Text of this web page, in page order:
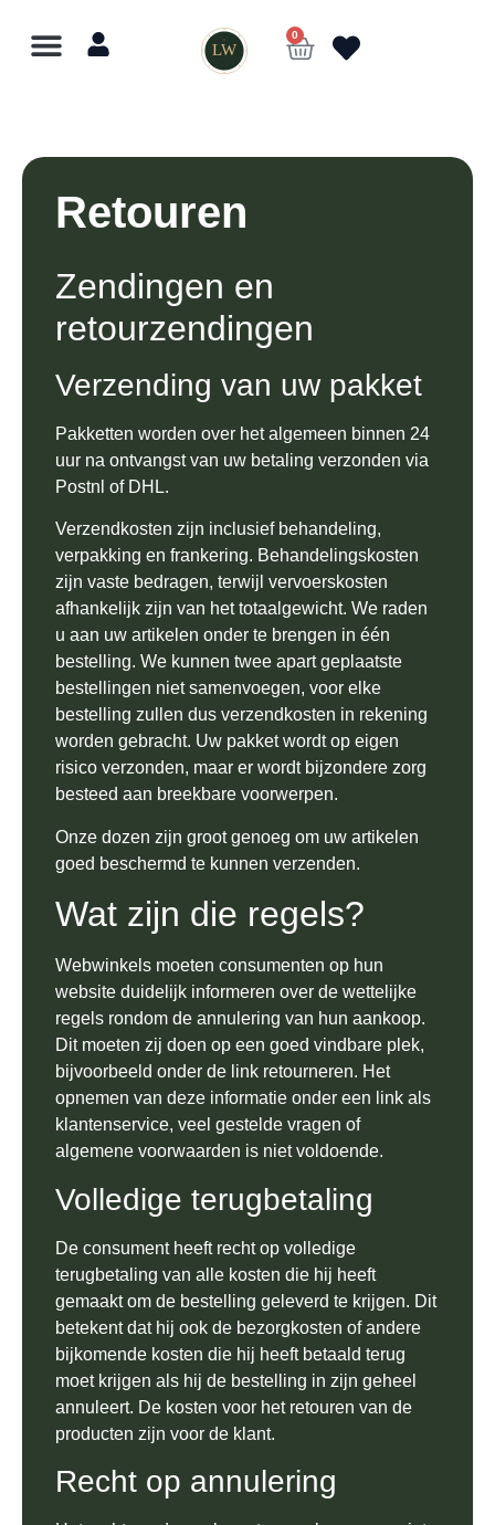
LW
0
Retouren
Zendingen en
retourzendingen
Verzending van uw pakket
Pakketten worden over het algemeen binnen 24
uur na ontvangst van uw betaling verzonden via
Postnl of DHL.
Verzendkosten zijn inclusief behandeling,
verpakking en frankering. Behandelingskosten
zijn vaste bedragen, terwijl vervoerskosten
afhankelijk zijn van het totaalgewicht. We raden
u aan uw artikelen onder te brengen in één
bestelling. We kunnen twee apart geplaatste
bestellingen niet samenvoegen, voor elke
bestelling zullen dus verzendkosten in rekening
worden gebracht. Uw pakket wordt op eigen
risico verzonden, maar er wordt bijzondere zorg
besteed aan breekbare voorwerpen.
Onze dozen zijn groot genoeg om uw artikelen
goed beschermd te kunnen verzenden.
Wat zijn die regels?
Webwinkels moeten consumenten op hun
website duidelijk informeren over de wettelijke
regels rondom de annulering van hun aankoop.
Dit moeten zij doen op een goed vindbare plek,
bijvoorbeeld onder de link retourneren. Het
opnemen van deze informatie onder een link als
klantenservice, veel gestelde vragen of
algemene voorwaarden is niet voldoende.
Volledige terugbetaling
De consument heeft recht op volledige
terugbetaling van alle kosten die hij heeft
gemaakt om de bestelling geleverd te krijgen. Dit
betekent dat hij ook de bezorgkosten of andere
bijkomende kosten die hij heeft betaald terug
moet krijgen als hij de bestelling in zijn geheel
annuleert. De kosten voor het retouren van de
producten zijn voor de klant.
Recht op annulering
Lewo
Online